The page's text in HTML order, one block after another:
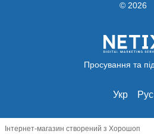
© 2026
Просування та
Укр Рус
Інтернет-магазин створений з Хорошоп